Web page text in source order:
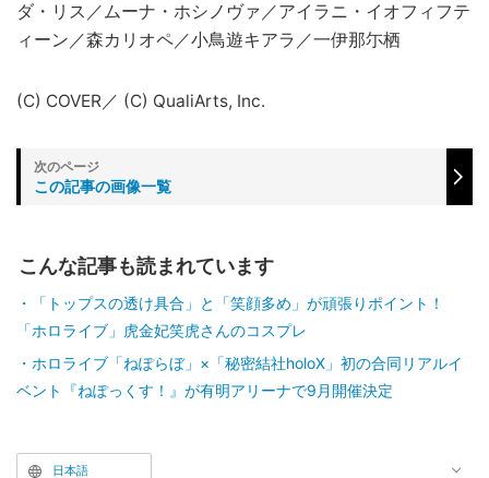
ダ・リス／ムーナ・ホシノヴァ／アイラニ・イオフィフテ
ィーン／森カリオペ／小鳥遊キアラ／一伊那尓栖
(C) COVER／ (C) QualiArts, Inc.
この記事の画像一覧
こんな記事も読まれています
「トップスの透け具合」と「笑顔多め」が頑張りポイント！
「ホロライブ」虎金妃笑虎さんのコスプレ
ホロライブ「ねぽらぼ」×「秘密結社holoX」初の合同リアルイ
ベント『ねぽっくす！』が有明アリーナで9月開催決定
日本語